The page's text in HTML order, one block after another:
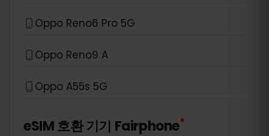
Oppo Reno6 Pro 5G
Oppo Reno9 A
Oppo A55s 5G
eSIM 호환 기기 Fairphone*